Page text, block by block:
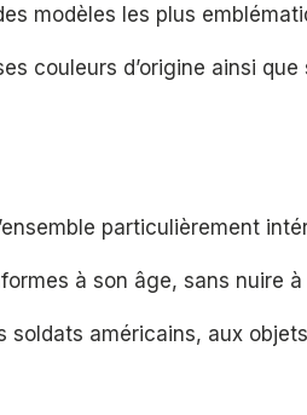
modèles les plus
couleurs d’origine ainsi
particulièrement
à son âge, sans nuire
américains, aux